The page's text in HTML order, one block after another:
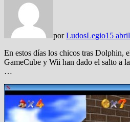
porLudosLegio15
En estos días los chicos tras Dolphin,
GameCube y Wii han dado el salto a
…